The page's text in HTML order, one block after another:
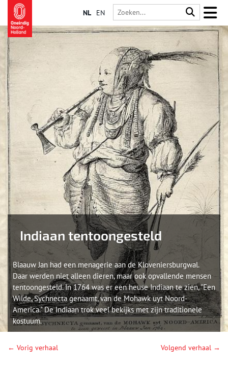
NL EN
Indiaan tentoongesteld
Blaauw Jan had een menagerie aan de Kloveniersburgwal.
Daar werden niet alleen dieren, maar ook opvallende mensen
tentoongesteld. In 1764 was er een heuse Indiaan te zien, "Een
Wilde, Sychnecta genaamt, van de Mohawk uyt Noord-
America." De Indiaan trok veel bekijks met zijn traditionele
kostuum.
← Vorig verhaal Volgend verhaal →